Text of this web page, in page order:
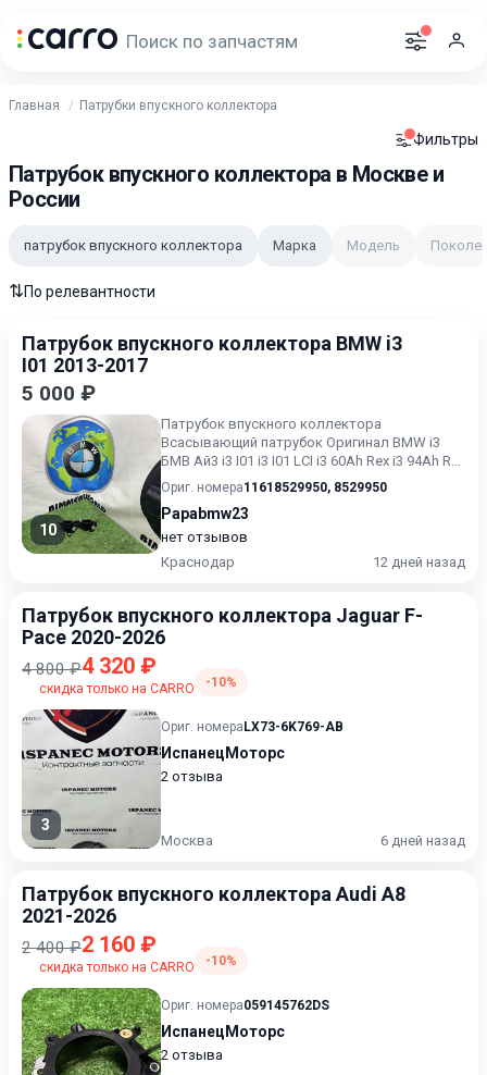
Главная Патрубки впускного коллектора
Фильтры
Патрубок впускного коллектора в Москве и
России
патрубок впускного коллектора Марка Модель
⇅По релевантности
Патрубок впускного коллектора BMW i3
I01 2013-2017
5 000 ₽
10
Патрубок впускного коллектора
Всасывающий патрубок Оригинал BMW i3
БМВ Ай3 i3 I01 i3 I01 LCI i3 60Ah Rex i3 94Ah Rex
i3 120Ah Rex i3s 120Ah...
Ориг. номера11618529950, 8529950
Papabmw23
нет отзывов
Краснодар
12 дней назад
Патрубок впускного коллектора Jaguar F-
Pace 2020-2026
4 800 ₽4 320 ₽
скидка только на CARRO -10%
3
Ориг. номера LX73-6K769-AB
ИспанецМоторс
2 отзыва
Москва 6 дней назад
Патрубок впускного коллектора Audi A8
2021-2026
2 400 ₽2 160 ₽
скидка только на CARRO -10%
Ориг. номера059145762DS
ИспанецМоторс
2 отзыва